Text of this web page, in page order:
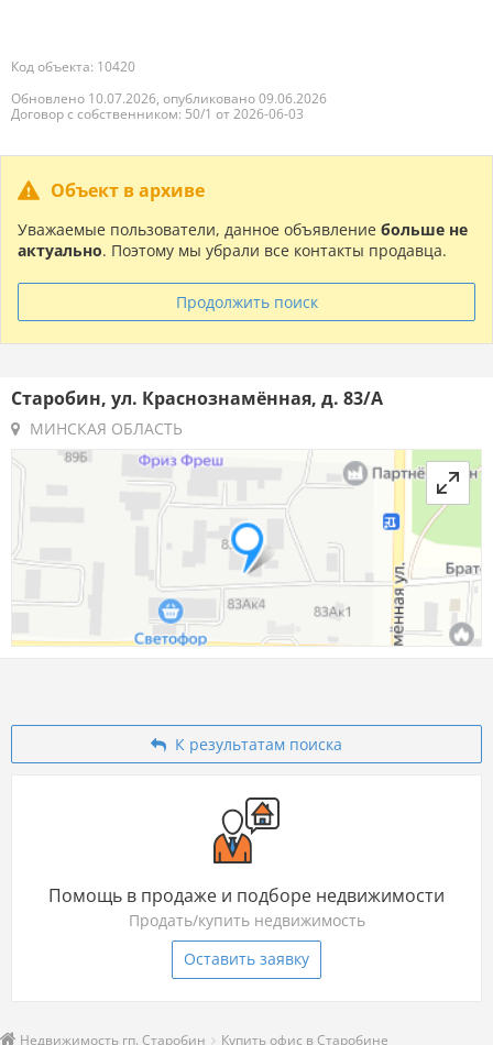
Код объекта: 10420
Обновлено 10.07.2026, опубликовано 09.06.2026
Договор с собственником: 50/1 от 2026-06-03
Объект в архиве
Уважаемые пользователи, данное объявление больше не
актуально. Поэтому мы убрали все контакты продавца.
Продолжить поиск
Старобин, ул. Краснознамённая, д. 83/А
МИНСКАЯ ОБЛАСТЬ
К результатам поиска
Помощь в продаже и подборе недвижимости
Продать/купить недвижимость
Оставить заявку
Недвижимость гп. Старобин
Купить офис в Старобине